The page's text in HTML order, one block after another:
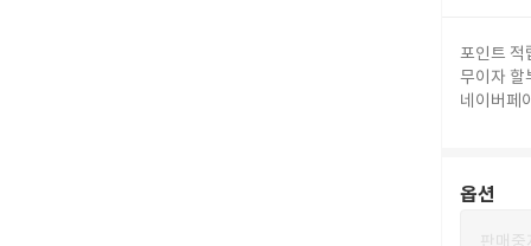
포인트 적
무이자 할
네이버페
옵션
판매중